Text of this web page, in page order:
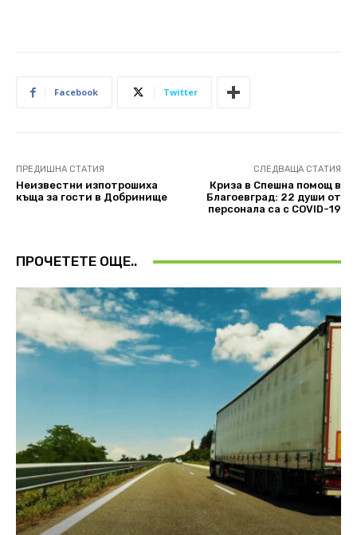
Facebook Twitter
ПРЕДИШНА СТАТИЯ
Неизвестни изпотрошиха
къща за гости в Добринище
СЛЕДВАЩА СТАТИЯ
Криза в Спешна помощ в
Благоевград: 22 души от
персонала са с COVID-19
ПРОЧЕТЕТЕ ОЩЕ..